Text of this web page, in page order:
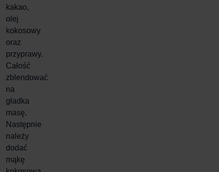
kakao,
olej
kokosowy
oraz
przyprawy.
Całość
zblendować
na
gładka
masę.
Następnie
należy
dodać
mąkę